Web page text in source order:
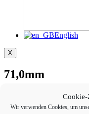
Cookie-
Wir verwenden Cookies, um
English
X
71,0mm